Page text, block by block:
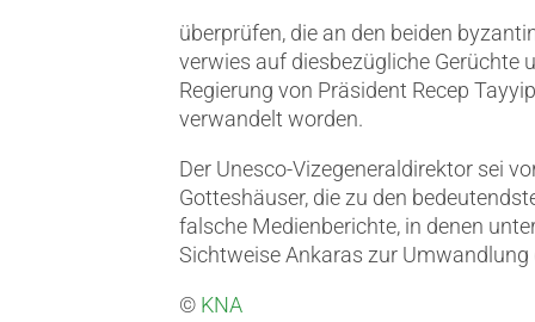
überprüfen, die an den beiden
verwies auf diesbezügliche Gerüchte
Regierung von Präsident Recep
verwandelt worden.
Der Unesco-Vizegeneraldirektor sei
Gotteshäuser, die zu den
falsche Medienberichte, in denen
Sichtweise Ankaras zur
© KNA